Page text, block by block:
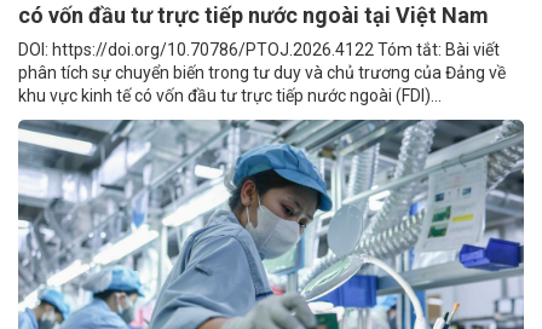
có vốn đầu tư trực tiếp nước ngoài tại Việt Nam
DOI: https://doi.org/10.70786/PTOJ.2026.4122 Tóm tắt: Bài viết
phân tích sự chuyển biến trong tư duy và chủ trương của Đảng về
khu vực kinh tế có vốn đầu tư trực tiếp nước ngoài (FDI)...